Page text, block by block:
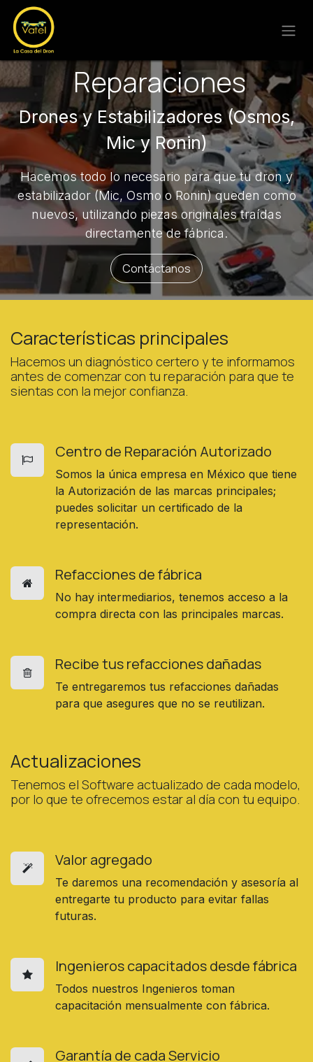
Ir al contenido
Reparaciones
Drones y Estabilizadores (Osmos,
Mic y Ronin)
Hacemos todo lo necesario para que tu dron y
estabilizador (Mic, Osmo o Ronin) queden como
nuevos, utilizando piezas originales traídas
directamente de fábrica.
Contáctanos
Características principales
Hacemos un diagnóstico certero y te informamos
antes de comenzar con tu reparación para que te
sientas con la mejor confianza.
Centro de Reparación Autorizado
Somos la única empresa en México que tiene
la Autorización de las marcas principales;
puedes solicitar un certificado de la
representación.
Refacciones de fábrica
No hay intermediarios, tenemos acceso a la
compra directa con las principales marcas.
Recibe tus refacciones dañadas
Te entregaremos tus refacciones dañadas
para que asegures que no se reutilizan.
Actualizaciones
Tenemos el Software actualizado de cada modelo,
por lo que te ofrecemos estar al día con tu equipo.
Valor agregado
Te daremos una recomendación y asesoría al
entregarte tu producto para evitar fallas
futuras.
Ingenieros capacitados desde fábrica
Todos nuestros Ingenieros toman
capacitación mensualmente con fábrica.
Garantía de cada Servicio